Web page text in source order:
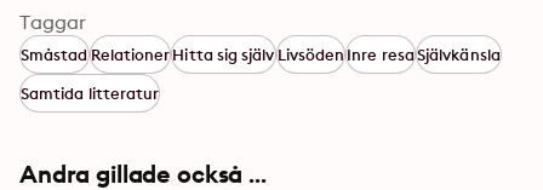
Taggar
SmåstadRelationerHitta sig självLivsödenInre resaSjälvkänsla
Samtida litteratur
Andra gillade också ...